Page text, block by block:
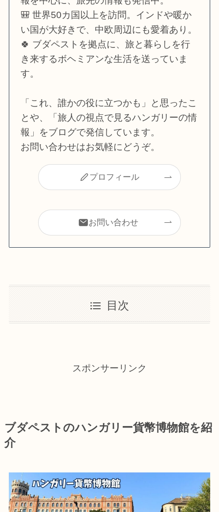
🎒 世界50カ国以上を訪問。インドや暖か
い国が大好きで、中欧周辺にも愛着あり。
🍀 ブダペストを拠点に、旅と暮らしを行
き来するボヘミアンな生活を送っていま
す。
「これ、誰かの役に立つかも」と思ったこ
とや、「旅人の視点で見るハンガリーの情
報」をブログで発信しています。
お問い合わせはお気軽にどうぞ。
プロフィール
お問い合わせ
目次
スポンサーリンク
ブダペストのハンガリー貨幣博物館を紹
介